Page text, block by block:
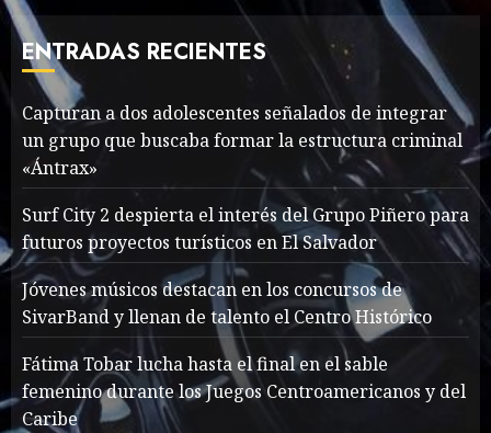
1
Searching for the
forgotten heroes of World
2
What’s Scarier Than the
Sex Talk? Its About Weight
MAYO 14, 2024 862
How To Write Award
Winning Blog Headlines
ENTRADAS RECIENTES
Capturan a dos adolescentes señalados de integrar
un grupo que buscaba formar la estructura criminal
«Ántrax»
Surf City 2 despierta el interés del Grupo Piñero para
futuros proyectos turísticos en El Salvador
Jóvenes músicos destacan en los concursos de
SivarBand y llenan de talento el Centro Histórico
Fátima Tobar lucha hasta el final en el sable
femenino durante los Juegos Centroamericanos y del
Caribe